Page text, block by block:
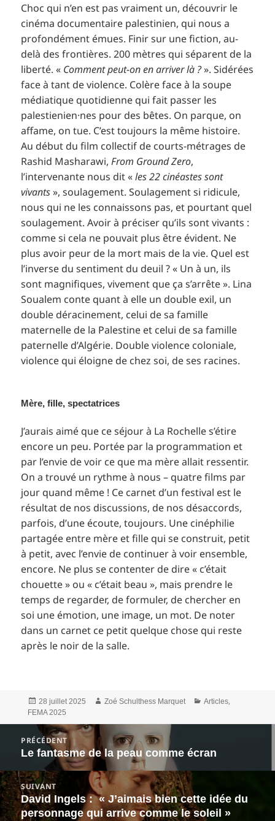
Choc qui n’en est pas vraiment un, découvrir le
cinéma documentaire palestinien, qui nous a
profondément émues. Finir sur une fiction, au-
delà des frontières. 200 mètres qui séparent de la
liberté. « Comment peut-on en arriver là ?». Sidérées
face à tant de violence. Colère face à la soupe
médiatique quotidienne qui fait passer les
palestienien·nes pour des bêtes. On parque, on
affame, on tue. C’est toujours la même histoire.
Au début du film collectif de courts-métrages de
Rashid Masharawi,From Ground Zero,
l’intervenante nous dit «les 22 cinéastes sont
vivants», soulagement. Soulagement si ridicule,
nous qui ne les connaissons pas, et pourtant quel
soulagement. Avoir à préciser qu’ils sont vivants :
comme si cela ne pouvait plus être évident. Ne
plus avoir peur de la mort mais de la vie. Quel est
l’inverse du sentiment du deuil ? « Un à un, ils
sont magnifiques, vivement que ça s’arrête ». Lina
Soualem conte quant à elle un double exil, un
double déracinement, celui de sa famille
maternelle de la Palestine et celui de sa famille
paternelle d’Algérie. Double violence coloniale,
violence qui éloigne de chez soi, de ses racines.
Mère, fille, spectatrices
J’aurais aimé que ce séjour à La Rochelle s’étire
encore un peu. Portée par la programmation et
par l’envie de voir ce que ma mère allait ressentir.
On a trouvé un rythme à nous – quatre films par
jour quand même ! Ce carnet d’un festival est le
résultat de nos discussions, de nos désaccords,
parfois, d’une écoute, toujours. Une cinéphilie
partagée entre mère et fille qui se construit, petit
à petit, avec l’envie de continuer à voir ensemble,
encore. Ne plus se contenter de dire « c’était
chouette » ou « c’était beau », mais prendre le
temps de regarder, de formuler, de chercher en
soi une émotion, une image, un mot. De noter
dans un carnet ce petit quelque chose qui reste
après le noir de la salle.
Publié
le
28 juillet 2025 Auteur
Zoé Schulthess Marquet Catégories
Articles,
FEMA 2025
Navigation
l’article
PRÉCÉDENT
Article
précédent :
Le fantasme de la peau comme écran
SUIVANT
Article
suivant :
David Ingels : « J’aimais bien cette idée du
personnage qui arrive comme le soleil »